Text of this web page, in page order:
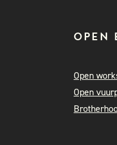
OPEN
Open
Open